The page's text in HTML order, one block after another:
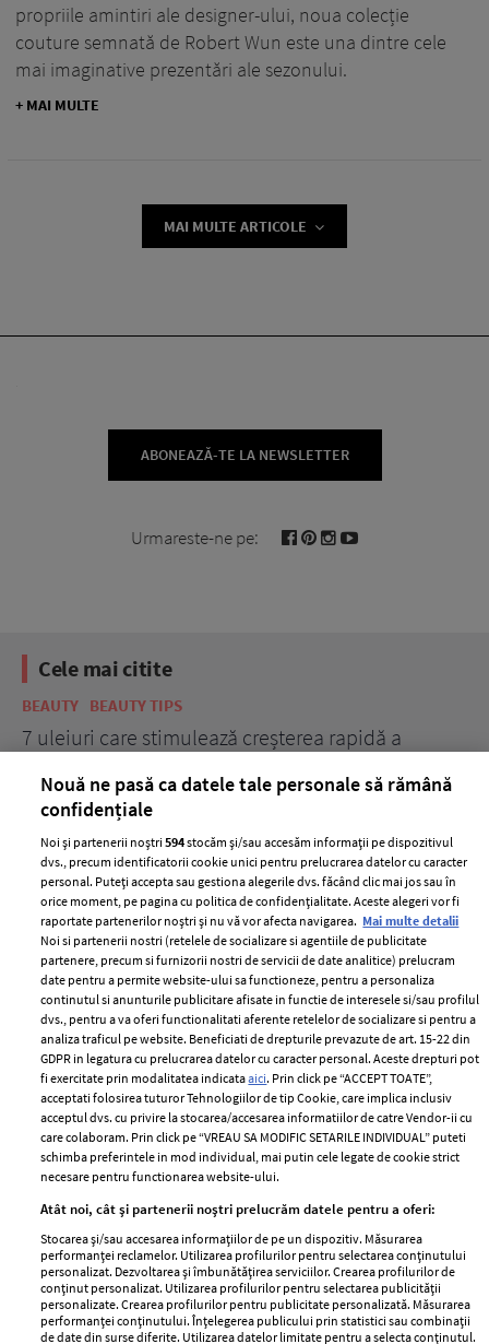
propriile amintiri ale designer-ului, noua colecție
couture semnată de Robert Wun este una dintre cele
mai imaginative prezentări ale sezonului.
+ MAI MULTE
MAI MULTE ARTICOLE
ABONEAZĂ-TE LA NEWSLETTER
Urmareste-ne pe:
Cele mai citite
BEAUTY BEAUTY TIPS
7 uleiuri care stimulează creșterea rapidă a
ELLE Style Awards
2024
Despre ELLE
Romania
Contact
Abonamente
Termeni si conditii
Politica de
confidențialitate
Politica de cookies
Publicitate
GSP
Unica
Baby
Retete
femei
Viva
Avantaje
Retete practice
Nouă ne pasă ca datele tale personale să rămână
confidențiale
Noi și partenerii noștri594stocăm și/sau accesăm informații pe dispozitivul
dvs., precum identificatorii cookie unici pentru prelucrarea datelor cu caracter
personal. Puteți accepta sau gestiona alegerile dvs. făcând clic mai jos sau în
orice moment, pe pagina cu politica de confidențialitate. Aceste alegeri vor fi
raportate partenerilor noștri și nu vă vor afecta navigarea. Mai multe detalii
Noi si partenerii nostri (retelele de socializare si agentiile de publicitate
partenere, precum si furnizorii nostri de servicii de date analitice) prelucram
date pentru a permite website-ului sa functioneze, pentru a personaliza
continutul si anunturile publicitare afisate in functie de interesele si/sau profilul
dvs., pentru a va oferi functionalitati aferente retelelor de socializare si pentru a
analiza traficul pe website. Beneficiati de drepturile prevazute de art. 15-22 din
GDPR in legatura cu prelucrarea datelor cu caracter personal. Aceste drepturi pot
fi exercitate prin modalitatea indicataaici. Prin click pe “ACCEPT TOATE”,
acceptati folosirea tuturor Tehnologiilor de tip Cookie, care implica inclusiv
acceptul dvs. cu privire la stocarea/accesarea informatiilor de catre Vendor-ii cu
care colaboram. Prin click pe “VREAU SA MODIFIC SETARILE INDIVIDUAL” puteti
schimba preferintele in mod individual, mai putin cele legate de cookie strict
necesare pentru functionarea website-ului.
Atât noi, cât și partenerii noștri prelucrăm datele pentru a oferi:
Stocarea și/sau accesarea informațiilor de pe un dispozitiv. Măsurarea
performanței reclamelor. Utilizarea profilurilor pentru selectarea conținutului
personalizat. Dezvoltarea și îmbunătățirea serviciilor. Crearea profilurilor de
conținut personalizat. Utilizarea profilurilor pentru selectarea publicității
personalizate. Crearea profilurilor pentru publicitate personalizată. Măsurarea
performanței conținutului. Înțelegerea publicului prin statistici sau combinații
de date din surse diferite. Utilizarea datelor limitate pentru a selecta conținutul.